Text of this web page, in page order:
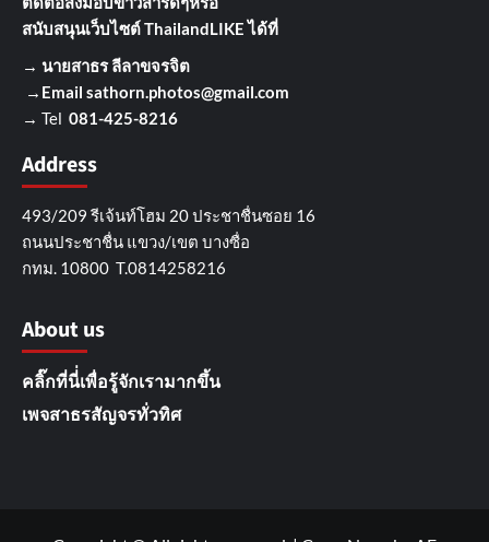
สนับสนุนเว็บไซต์ ThailandLIKE ได้ที่
→ นายสาธร ลีลาขจรจิต
→Email sathorn.photos@gmail.com
→ Tel 081-425-8216
Address
493/209 รีเจ้นท์โฮม 20 ประชาชื่นซอย 16
ถนนประชาชื่น แขวง/เขต บางซื่อ
กทม. 10800 T.0814258216
About us
คลิ๊กที่นี่่เพื่อรู้จักเรามากขึ้น
เพจสาธรสัญจรทั่วทิศ